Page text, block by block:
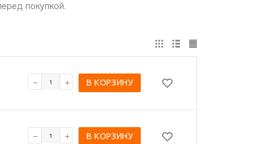
покупкой.
В КОРЗИНУ
В КОРЗИНУ